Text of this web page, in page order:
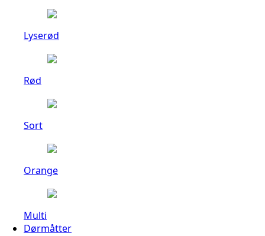
Lyserød
Rød
Sort
Orange
Multi
Dørmåtter